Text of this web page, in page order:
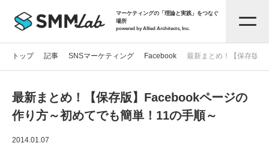
マーケティングの「理論と実践」をつなぐ
場所
powered by Allied Architects, Inc.
記事一覧
トップ 記事 SNSマーケティング Facebook 最新まとめ！【保存版
最新まとめ！【保存版】Facebookページの
作り方～初めてでも簡単！11の手順～
2014.01.07